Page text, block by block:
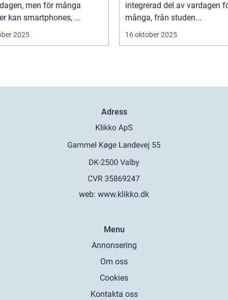
men för många
kan smartphones, ...
2025
integrerad del av vardagen
många, från studen...
16 oktober 2025
Adress
web: www.klikko.dk
Menu
Annonsering
Om oss
Cookies
Kontakta oss